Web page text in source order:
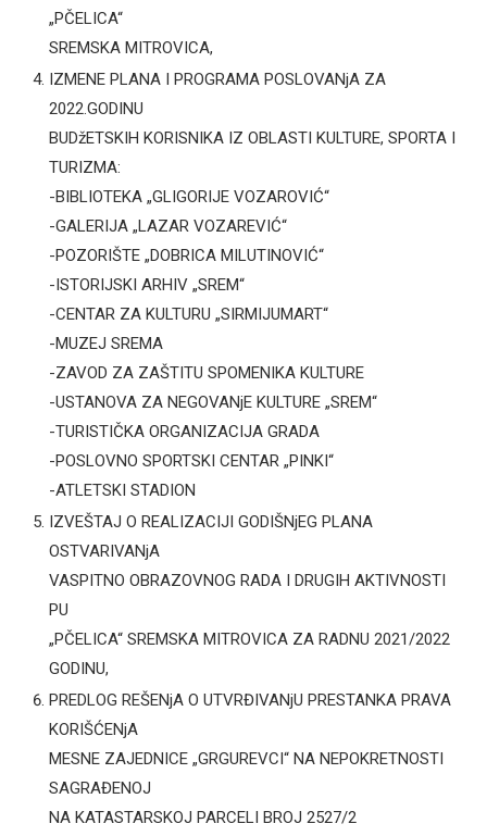
„PČELICA“
SREMSKA MITROVICA,
IZMENE PLANA I PROGRAMA POSLOVANjA ZA
2022.GODINU
BUDžETSKIH KORISNIKA IZ OBLASTI KULTURE, SPORTA I
TURIZMA:
-BIBLIOTEKA „GLIGORIJE VOZAROVIĆ“
-GALERIJA „LAZAR VOZAREVIĆ“
-POZORIŠTE „DOBRICA MILUTINOVIĆ“
-ISTORIJSKI ARHIV „SREM“
-CENTAR ZA KULTURU „SIRMIJUMART“
-MUZEJ SREMA
-ZAVOD ZA ZAŠTITU SPOMENIKA KULTURE
-USTANOVA ZA NEGOVANjE KULTURE „SREM“
-TURISTIČKA ORGANIZACIJA GRADA
-POSLOVNO SPORTSKI CENTAR „PINKI“
-ATLETSKI STADION
IZVEŠTAJ O REALIZACIJI GODIŠNjEG PLANA
OSTVARIVANjA
VASPITNO OBRAZOVNOG RADA I DRUGIH AKTIVNOSTI
PU
„PČELICA“ SREMSKA MITROVICA ZA RADNU 2021/2022
GODINU,
PREDLOG REŠENjA O UTVRĐIVANjU PRESTANKA PRAVA
KORIŠĆENjA
MESNE ZAJEDNICE „GRGUREVCI“ NA NEPOKRETNOSTI
SAGRAĐENOJ
NA KATASTARSKOJ PARCELI BROJ 2527/2